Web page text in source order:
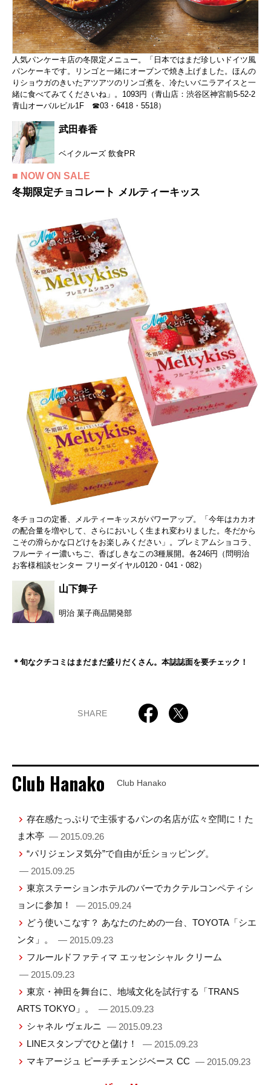
人気パンケーキ店の冬限定メニュー。「日本ではまだ珍しいドイツ風
パンケーキです。リンゴと一緒にオーブンで焼き上げました。ほんの
りショウガのきいたアツアツのリンゴ煮を、冷たいバニラアイスと一
緒に食べてみてくださいね」。1093円（青山店：渋谷区神宮前5-52-2
青山オーバルビル1F ☎03・6418・5518）
武田春香
ベイクルーズ 飲食PR
■ NOW ON SALE
冬期限定チョコレート メルティーキッス
冬チョコの定番、メルティーキッスがパワーアップ。「今年はカカオ
の配合量を増やして、さらにおいしく生まれ変わりました。冬だから
こその滑らかな口どけをお楽しみください」。プレミアムショコラ、
フルーティー濃いちご、香ばしきなこの3種展開。各246円（問明治
お客様相談センター フリーダイヤル0120・041・082）
山下舞子
明治 菓子商品開発部
＊旬なクチコミはまだまだ盛りだくさん。本誌誌面を要チェック！
SHARE
Club Hanako Club Hanako
存在感たっぷりで主張するパンの名店が広々空間に！た
ま木亭 — 2015.09.26
“パリジェンヌ気分”で自由が丘ショッピング。
— 2015.09.25
東京ステーションホテルのバーでカクテルコンペティシ
ョンに参加！
— 2015.09.24
どう使いこなす？ あなたのための一台、TOYOTA「シエ
ンタ」。
— 2015.09.23
フルールドファティマ エッセンシャル クリーム
— 2015.09.23
東京・神田を舞台に、地域文化を試行する「TRANS
ARTS TOKYO」。
— 2015.09.23
シャネル ヴェルニ — 2015.09.23
LINEスタンプでひと儲け！
— 2015.09.23
マキアージュ ピーチチェンジベース CC — 2015.09.23